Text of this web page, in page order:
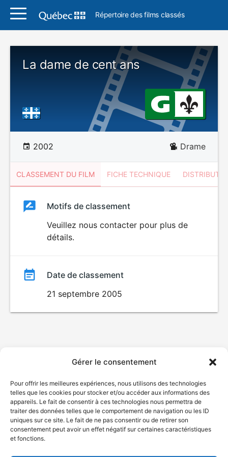
Gérer le consentement
Pour offrir les meilleures expériences, nous utilisons des technologies
telles que les cookies pour stocker et/ou accéder aux informations des
appareils. Le fait de consentir à ces technologies nous permettra de
traiter des données telles que le comportement de navigation ou les ID
uniques sur ce site. Le fait de ne pas consentir ou de retirer son
consentement peut avoir un effet négatif sur certaines caractéristiques
et fonctions.
Répertoire des films classés
La dame de cent ans
2002 Drame
CLASSEMENT DU FILM FICHE TECHNIQUE
ClassementClassement
Motifs de classement
Veuillez nous contacter pour plus de
détails.
Date de classement
21 septembre 2005